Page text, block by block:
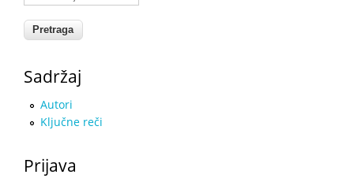
Sadržaj
Autori
Ključne reči
Prijava